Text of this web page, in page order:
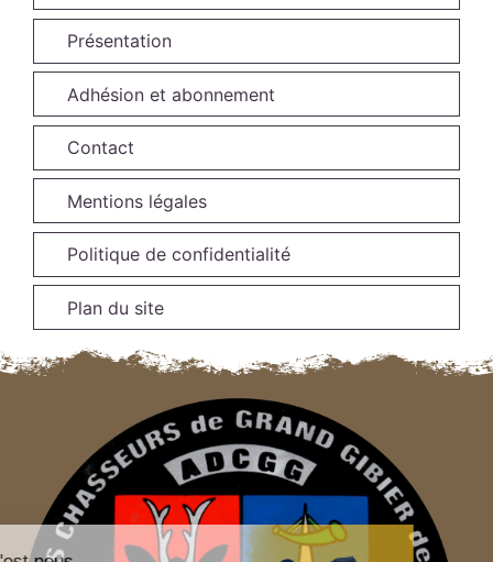
Présentation
Adhésion et abonnement
Contact
Mentions légales
Politique de confidentialité
Plan du site